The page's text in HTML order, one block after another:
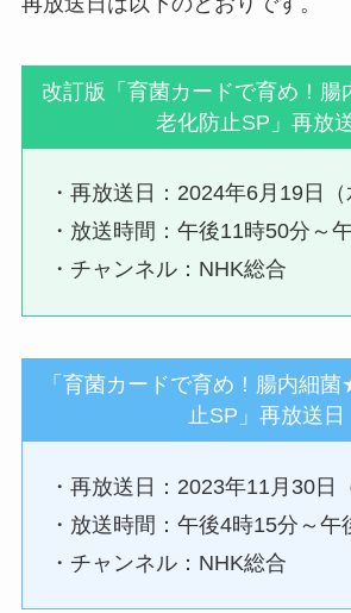
改訂版「育菌カードで育め！
老化防止SP」再放
・再放送日：2024年6月19日（
・放送時間：午後11時50分～
・チャンネル：NHK総合
「育菌カードで育め！腸内細
止SP」再放送日
・再放送日：2023年11月30日
・放送時間：午後4時15分～午
・チャンネル：NHK総合